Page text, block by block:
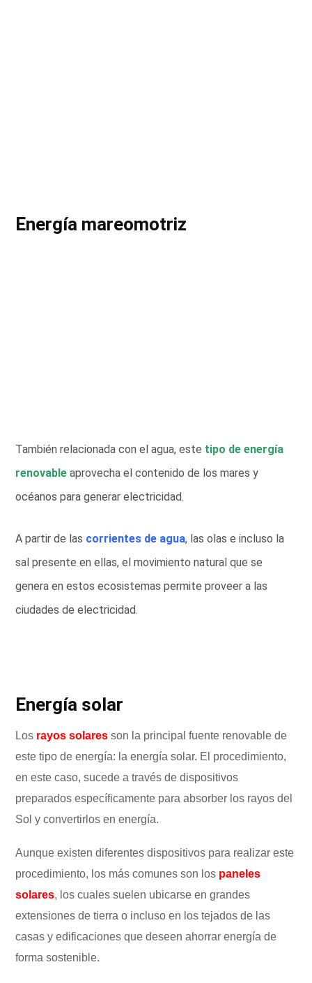
Energía mareomotriz
También relacionada con el agua, este tipo de energía
renovable aprovecha el contenido de los mares y
océanos para generar electricidad.
A partir de las corrientes de agua, las olas e incluso la
sal presente en ellas, el movimiento natural que se
genera en estos ecosistemas permite proveer a las
ciudades de electricidad.
Energía solar
Los rayos solares son la principal fuente renovable de
este tipo de energía: la energía solar. El procedimiento,
en este caso, sucede a través de dispositivos
preparados específicamente para absorber los rayos del
Sol y convertirlos en energía.
Aunque existen diferentes dispositivos para realizar este
procedimiento, los más comunes son los paneles
solares, los cuales suelen ubicarse en grandes
extensiones de tierra o incluso en los tejados de las
casas y edificaciones que deseen ahorrar energía de
forma sostenible.